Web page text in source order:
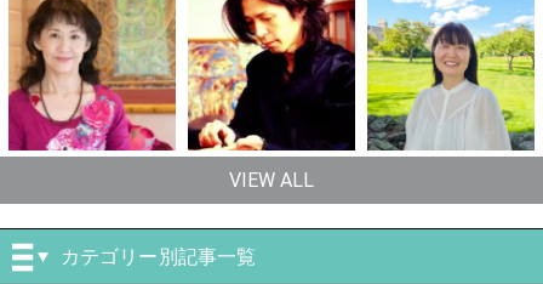
VIEW ALL
カテゴリー別記事一覧